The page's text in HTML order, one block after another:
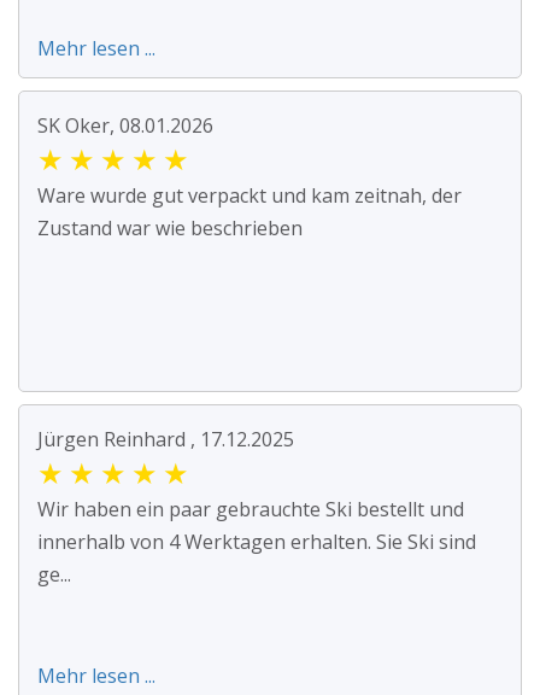
Mehr lesen ...
SK Oker, 08.01.2026
★ ★ ★ ★ ★
Ware wurde gut verpackt und kam zeitnah, der
Zustand war wie beschrieben
Jürgen Reinhard , 17.12.2025
★ ★ ★ ★ ★
Wir haben ein paar gebrauchte Ski bestellt und
innerhalb von 4 Werktagen erhalten. Sie Ski sind
ge...
Mehr lesen ...